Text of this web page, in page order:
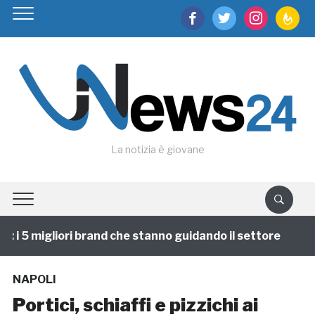
facebooktwitter instagram
La notizia è giovane
migliori brand che stanno guidando il settore
NAPOLI
Portici, schiaffi e pizzichi ai